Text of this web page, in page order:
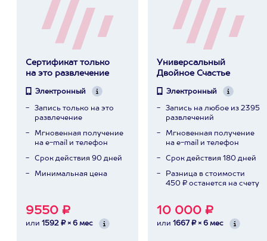
Сертификат только
на это развлечение
Электронный
Запись только на это
развлечение
Мгновенная получение
на e-mail и телефон
Срок действия 90 дней
Минимальная цена
9550 ₽
или 1592 ₽ × 6 мес
Универсальный
Двойное Счастье
Электронный
Запись на любое из 2395
развлечений
Мгновенная получение
на e-mail и телефон
Срок действия 180 дней
Разница в стоимости
450 ₽ останется на счету
10 000 ₽
или 1667 ₽ × 6 мес